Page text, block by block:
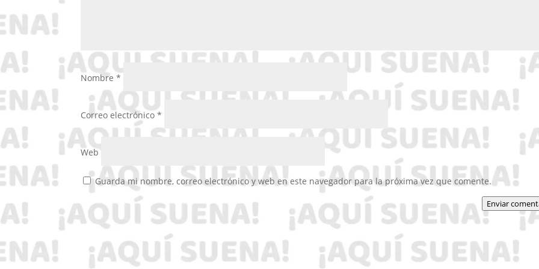
Nombre*
Correo electrónico*
Web
Guarda mi nombre, correo electrónico y web en este navegador para la próxima vez que comente.
Enviar